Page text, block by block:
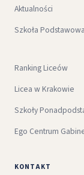
Aktualności
Szkoła Podstawowa
Ranking Liceów
Licea w Krakowie
Szkoły
Ego Centrum
KONTAKT